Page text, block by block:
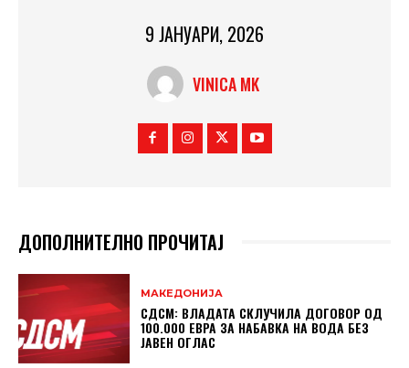
9 ЈАНУАРИ, 2026
VINICA MK
ДОПОЛНИТЕЛНО ПРОЧИТАЈ
МАКЕДОНИЈА
СДСМ: ВЛАДАТА СКЛУЧИЛА ДОГОВОР ОД
100.000 ЕВРА ЗА НАБАВКА НА ВОДА БЕЗ
ЈАВЕН ОГЛАС